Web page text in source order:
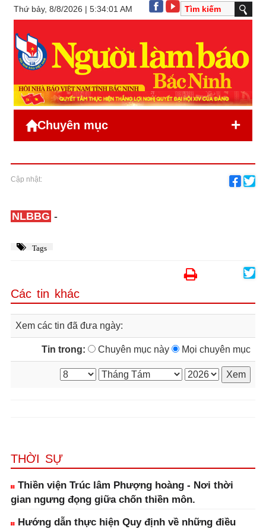
Thứ bảy, 8/8/2026 | 5:34:01 AM
Chuyên mục +
Cập nhật:
NLBBG -
Tags
Các tin khác
Xem các tin đã đưa ngày:
Tin trong: Chuyên mục này Mọi chuyên mục
THỜI SỰ
Thiền viện Trúc lâm Phượng hoàng - Nơi thời
gian ngưng đọng giữa chốn thiền môn.
Hướng dẫn thực hiện Quy định về những điều